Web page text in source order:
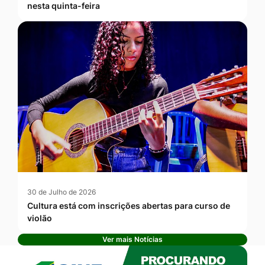
nesta quinta-feira
30 de Julho de 2026
Cultura está com inscrições abertas para curso de
violão
Ver mais Notícias